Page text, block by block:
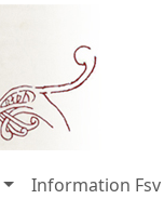
Information